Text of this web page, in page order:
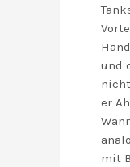
und
er
mit